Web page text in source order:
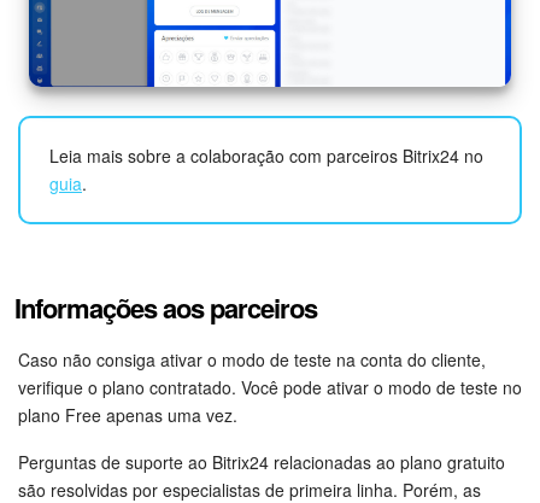
Leia mais sobre a colaboração com parceiros Bitrix24 no
guia.
Informações aos parceiros
Caso não consiga ativar o modo de teste na conta do cliente,
verifique o plano contratado. Você pode ativar o modo de teste no
plano Free apenas uma vez.
Perguntas de suporte ao Bitrix24 relacionadas ao plano gratuito
são resolvidas por especialistas de primeira linha. Porém, as